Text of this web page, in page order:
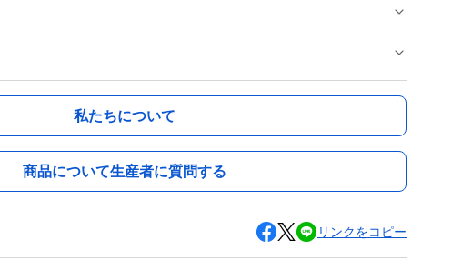
私たちについて
商品について生産者に質問する
リンクをコピー